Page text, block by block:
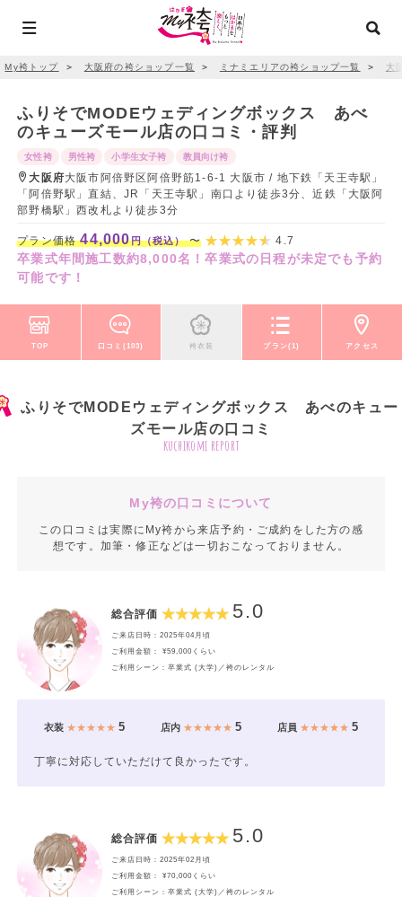
My袴トップ ＞ 大阪府の袴ショップ一覧 ＞ ミナミエリアの袴ショップ一覧 ＞ 大
ふりそでMODEウェディングボックス あべ
のキューズモール店の口コミ・評判
女性袴 男性袴 小学生女子袴 教員向け袴
大阪府大阪市阿倍野区阿倍野筋1-6-1 大阪市 / 地下鉄「天王寺駅」
「阿倍野駅」直結、JR「天王寺駅」南口より徒歩3分、近鉄「大阪阿
部野橋駅」西改札より徒歩3分
プラン価格44,000円（税込）〜 4.7
卒業式年間施工数約8,000名！卒業式の日程が未定でも予約
可能です！
TOP 口コミ(103) 袴衣装 プラン(1) アクセス
ふりそでMODEウェディングボックス あべのキュー
ズモール店の口コミ
kuchikomi report
My袴の口コミについて
この口コミは実際にMy袴から来店予約・ご成約をした方の感
想です。加筆・修正などは一切おこなっておりません。
総合評価 5.0
ご来店日時：2025年04月頃
ご利用金額： ¥59,000くらい
ご利用シーン：卒業式 (大学)／袴のレンタル
衣装★★★★★ 5 店内★★★★★ 5 店員 ★★★★★5
丁寧に対応していただけて良かったです。
総合評価 5.0
ご来店日時：2025年02月頃
ご利用金額： ¥70,000くらい
ご利用シーン：卒業式 (大学)／袴のレンタル